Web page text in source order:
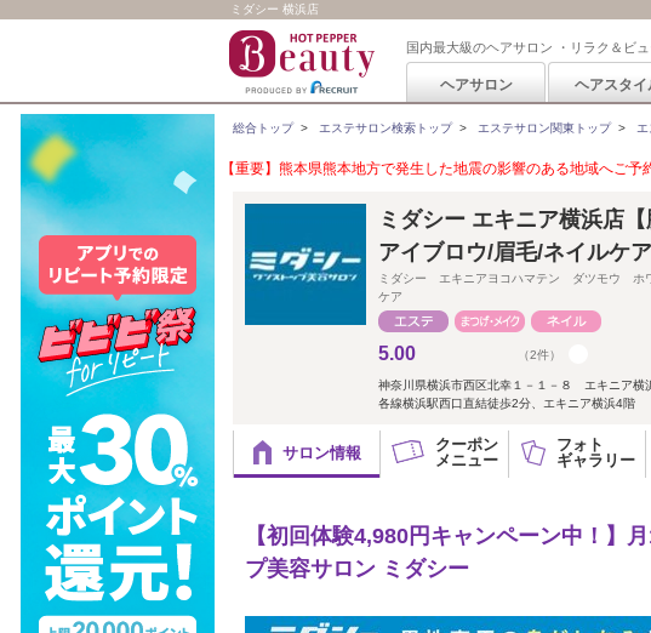
ミダシー 横浜店
国内最大級のヘアサロン ・リラク＆ビ
ヘアサロン ヘアスタイ
総合トップ> エステサロン検索トップ> エステサロン関東トップ>
【重要】熊本県熊本地方で発生した地震の影響のある地域へご
ミダシー エキニア横浜店
アイブロウ/眉毛/ネイルケア
ミダシー エキニアヨコハマテン ダツモウ
ケア
5.00 （2件）
神奈川県横浜市西区北幸１－１－８ エキニア横
各線横浜駅西口直結徒歩2分、エキニア横浜4階
サロン情報
クーポン
メニュー
フォト
ギャラリー
【初回体験4,980円キャンペーン中！】
プ美容サロン ミダシー